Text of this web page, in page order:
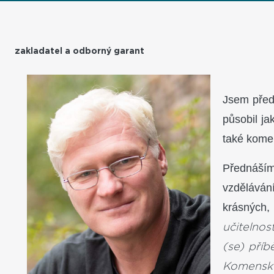
zakladatel a odborný garant
Jsem
působil
také
(se)